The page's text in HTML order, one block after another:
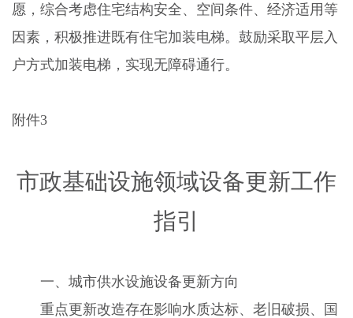
愿，综合考虑住宅结构安全、空间条件、经济适用等
因素，积极推进既有住宅加装电梯。鼓励采取平层入
户方式加装电梯，实现无障碍通行。
附件3
市政基础设施领域设备更新工作
指引
一、城市供水设施设备更新方向
重点更新改造存在影响水质达标、老旧破损、国